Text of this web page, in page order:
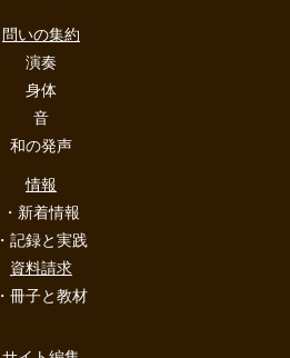
問いの集約
演奏
身体
音
和の発声
情報
・新着情報
・記録と実践
資料請求
・冊子と教材